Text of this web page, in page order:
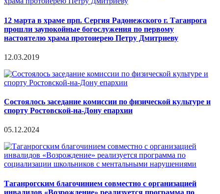
12 марта в храме прп. Сергия Радонежского г. Таганрога
прошли заупокойные богослужения по первому
настоятелю храма протоиерею Петру Дмитриеву
12.03.2019
Состоялось заседание комиссии по физической культуре и
спорту Ростовской-на-Дону епархии
05.12.2024
Таганрогским благочинием совместно с организацией
инвалидов «Возрождение» реализуется программа по